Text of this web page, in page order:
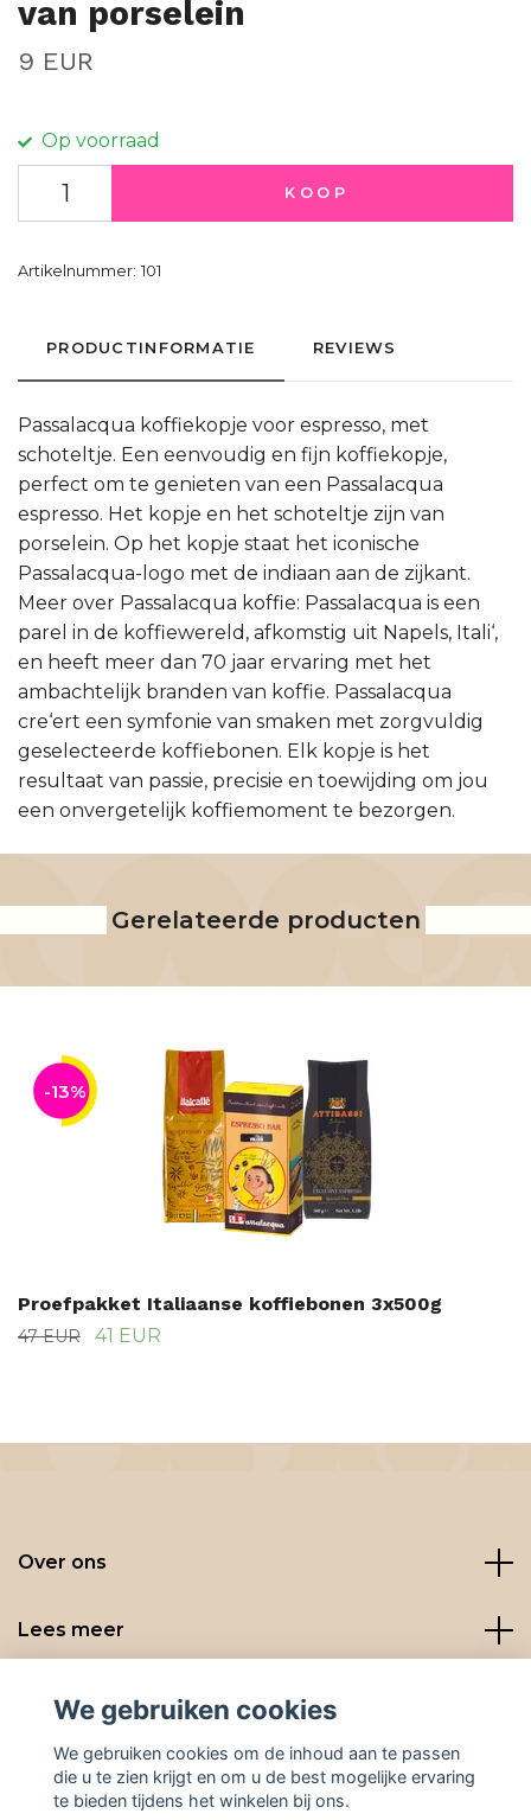
van porselein
9 EUR
Op voorraad
KOOP
Artikelnummer: 101
PRODUCTINFORMATIE REVIEWS
Passalacqua koffiekopje voor espresso, met
schoteltje. Een eenvoudig en fijn koffiekopje,
perfect om te genieten van een Passalacqua
espresso. Het kopje en het schoteltje zijn van
porselein. Op het kopje staat het iconische
Passalacqua-logo met de indiaan aan de zijkant.
Meer over Passalacqua koffie: Passalacqua is een
parel in de koffiewereld, afkomstig uit Napels, Itali‘,
en heeft meer dan 70 jaar ervaring met het
ambachtelijk branden van koffie. Passalacqua
cre‘ert een symfonie van smaken met zorgvuldig
geselecteerde koffiebonen. Elk kopje is het
resultaat van passie, precisie en toewijding om jou
een onvergetelijk koffiemoment te bezorgen.
Gerelateerde producten
-13%
Proefpakket Italiaanse koffiebonen 3x500g
47 EUR 41 EUR
Over ons
Lees meer
Social media
We gebruiken cookies
We gebruiken cookies om de inhoud aan te passen
die u te zien krijgt en om u de best mogelijke ervaring
te bieden tijdens het winkelen bij ons.